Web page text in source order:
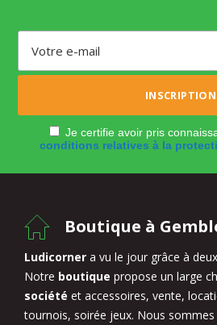
Je certifie avoir pris
conditions relatives à la
Boutique à
Ludicorner a vu le jour grâce à
Notre boutique propose un large
société et accessoires, vente,
tournois, soirée jeux. Nous